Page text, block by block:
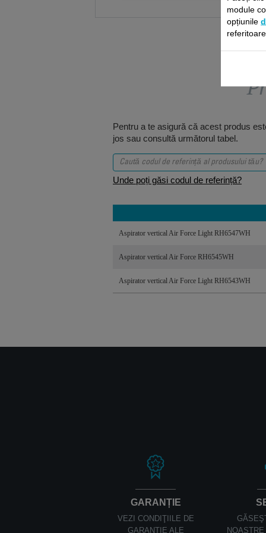
Pentru a te asigură că acest produs
jos sau consultă următorul tabel.
Unde poți găsi codul de referință?
Aspirator vertical Air Force Light RH6547WH
Aspirator vertical Air Force RH6545WH
Aspirator vertical Air Force Light RH6543WH
GARANȚIE
VEZI CONDIŢIILE DE
GARANŢIE ALE
module
opțiunile